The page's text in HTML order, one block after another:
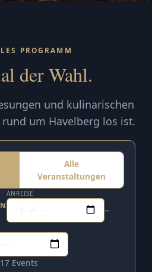
PROGRAMM
der Wahl.
und kulinarischen
um Havelberg los ist.
Alle
Veranstaltungen
ANREISE
–
17 Events